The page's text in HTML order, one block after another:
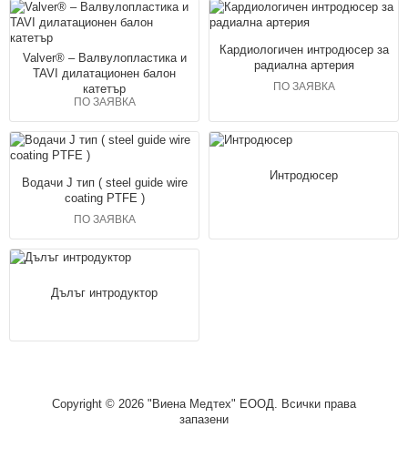
Valver® – Валвулопластика и
TAVI дилатационен балон
катетър
ПО ЗАЯВКА
Кардиологичен интродюсер за
радиална артерия
ПО ЗАЯВКА
Водачи J тип ( steel guide wire
coating PTFE )
ПО ЗАЯВКА
Интродюсер
Дълъг интродуктор
Copyright © 2026 "Виена Медтех" ЕООД. Всички права
запазени